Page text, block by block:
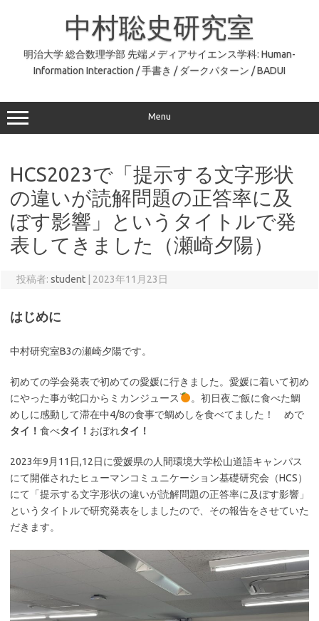
中村聡史研究室
明治大学 総合数理学部 先端メディアサイエンス学科: Human-
Information Interaction / 手書き / ダークパターン / BADUI
Menu
HCS2023で「提示する文字形状
の違いが読解問題の正答率に及
ぼす影響」というタイトルで発
表してきました（瀬崎夕陽）
投稿者: student 2023年11月23日
はじめに
中村研究室B3の瀬崎夕陽です。
初めての学会発表で初めての愛媛に行きました。愛媛に着いて初め
にやった事が蛇口からミカンジュース
。初日夜ご飯に食べた鯛
めしに感動して滞在中4/8の食事で鯛めしを食べてました！ めで
タイ！ 食べタイ！ おぼれタイ！
2023年9月11日,12日に愛媛県の人間環境大学松山道語キャンパス
にて開催されたヒューマンコミュニケーション基礎研究会（HCS）
にて「提示する文字形状の違いが読解問題の正答率に及ぼす影響」
というタイトルで研究発表をしましたので、その報告をさせていた
だきます。